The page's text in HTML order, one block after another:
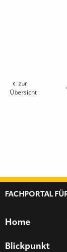
zur
Übersicht
FACHPORTAL
Home
Blickpunkt